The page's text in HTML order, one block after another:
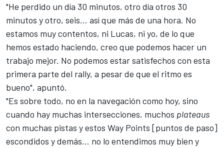
"He perdido un día 30 minutos, otro día otros 30
minutos y otro, seis… así que más de una hora. No
estamos muy contentos, ni Lucas, ni yo, de lo que
hemos estado haciendo, creo que podemos hacer un
trabajo mejor. No podemos estar satisfechos con esta
primera parte del rally, a pesar de que el ritmo es
bueno", apuntó.
"Es sobre todo, no en la navegación como hoy, sino
cuando hay muchas intersecciones, muchos plateaus
con muchas pistas y estos Way Points [puntos de paso]
escondidos y demás… no lo entendimos muy bien y